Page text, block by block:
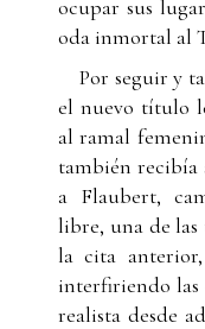
ocupar sus
oda inmortal al
Por seguir y
el nuevo título
al ramal
también recibía
a Flaubert,
libre, una de las
la cita
interfiriendo las
realista desde